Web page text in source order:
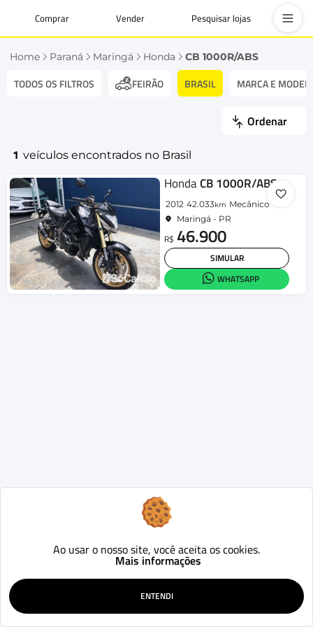
Comprar Vender Pesquisar lojas
Home Paraná Maringá Honda CB 1000R/ABS
TODOS OS FILTROS FEIRÃO BRASIL MARCA E
Ordenar
1 veículos encontrados no Brasil
HondaCB 1000R/ABS
2012 42.033km Mecânico
Maringá - PR
R$ 46.900
SIMULAR
WHATSAPP
Ao usar o nosso site, você aceita os cookies.
Mais informações
ENTENDI